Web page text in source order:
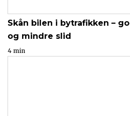
Skån bilen i bytrafikken –
og mindre slid
4 min